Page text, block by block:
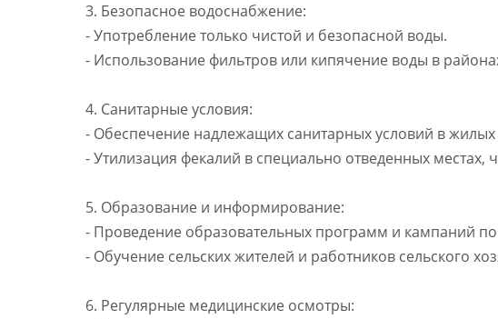
3. Безопасное водоснабжение:
- Употребление только чистой и безопасной воды.
- Использование фильтров или кипячение воды в
4. Санитарные условия:
- Обеспечение надлежащих санитарных условий в
- Утилизация фекалий в специально отведенных местах,
5. Образование и информирование:
- Проведение образовательных программ и кампаний
- Обучение сельских жителей и работников сельского
6. Регулярные медицинские осмотры: